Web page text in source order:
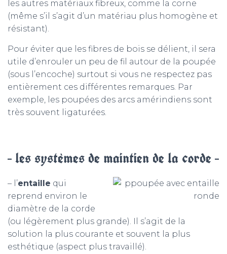
les autres matériaux fibreux, comme la corne
(même s’il s’agit d’un matériau plus homogène et
résistant).
Pour éviter que les fibres de bois se délient, il sera
utile d’enrouler un peu de fil autour de la poupée
(sous l’encoche) surtout si vous ne respectez pas
entièrement ces différentes remarques. Par
exemple, les poupées des arcs amérindiens sont
très souvent ligaturées.
– les systèmes de maintien de la corde –
– l’entaille qui
reprend environ le
diamètre de la corde
(ou légèrement plus grande). Il s’agit de la
solution la plus courante et souvent la plus
esthétique (aspect plus travaillé).